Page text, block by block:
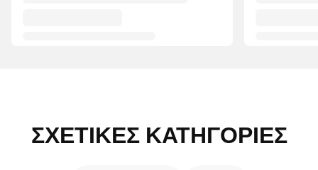
ΣΧΕΤΙΚΈΣ ΚΑΤΗΓΟΡΊΕΣ